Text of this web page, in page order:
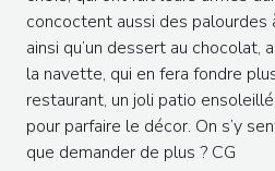
concoctent aussi des palourdes
ainsi qu’un dessert au chocolat,
la navette, qui en fera fondre
restaurant, un joli patio
pour parfaire le décor. On s’y
que demander de plus ? CG